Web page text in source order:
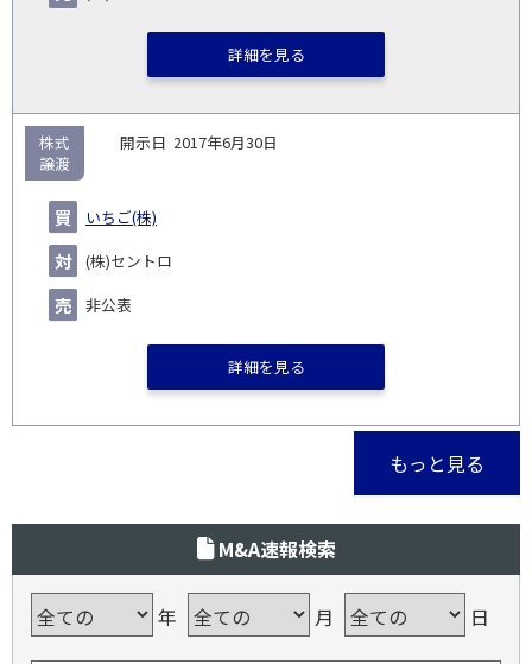
詳細を見る
2017年6月30日
いちご(株)
(株)セントロ
非公表
株式
譲渡
詳細を見る
もっと見る
M&A速報検索
年 月 日